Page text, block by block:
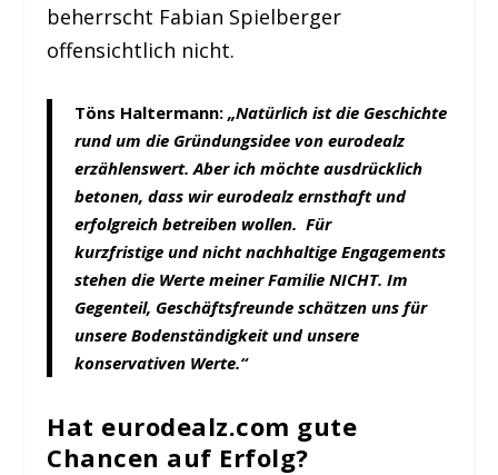
beherrscht Fabian Spielberger
offensichtlich nicht.
Töns Haltermann:„Natürlich ist die Geschichte
rund um die Gründungsidee von eurodealz
erzählenswert. Aber ich möchte ausdrücklich
betonen, dass wir eurodealz ernsthaft und
erfolgreich betreiben wollen. Für
kurzfristige und nicht nachhaltige Engagements
stehen die Werte meiner Familie NICHT. Im
Gegenteil, Geschäftsfreunde schätzen uns für
unsere Bodenständigkeit und unsere
konservativen Werte.“
Hat eurodealz.com gute
Chancen auf Erfolg?